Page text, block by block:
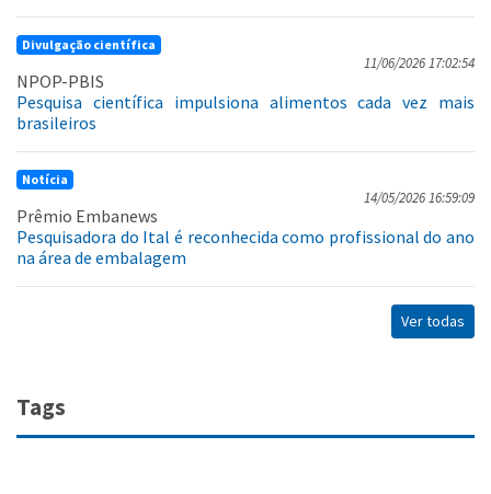
Divulgação científica
11/06/2026 17:02:54
NPOP-PBIS
Pesquisa científica impulsiona alimentos cada vez mais
brasileiros
Notícia
14/05/2026 16:59:09
Prêmio Embanews
Pesquisadora do Ital é reconhecida como profissional do ano
na área de embalagem
Ver todas
Tags